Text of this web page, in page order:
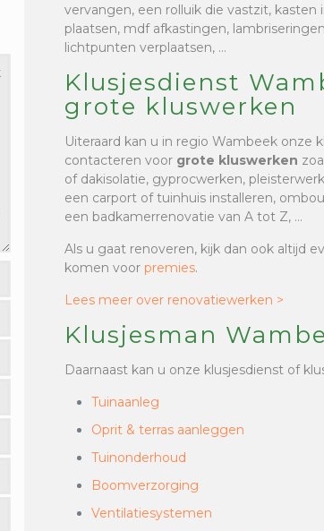
vervangen, een rolluik die vastzit,
plaatsen, mdf afkastingen,
lichtpunten verplaatsen, …
Klusjesdienst
grote kluswerken
Uiteraard kan u in regio Wambeek onze
contacteren voor grote kluswerken
of dakisolatie, gyprocwerken,
een carport of tuinhuis installeren,
een badkamerrenovatie van A tot Z, …
Als u gaat renoveren, kijk dan ook altijd
komen voorpremies.
Lees meer over renovatiewerken >
Klusjesman
Daarnaast kan u onze klusjesdienst of
Tuinaanleg
Oprit & terras aanleggen
Tuinonderhoud
Boomverzorging
Ventilatiesystemen